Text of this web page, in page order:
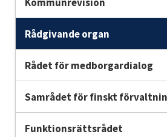
Rådgivande organ
Rådet för medborgardialog
Samrådet för finskt
Funktionsrättsrådet